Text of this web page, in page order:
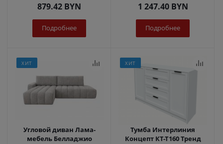
879.42 BYN
Подробнее
1 247.40BYN
Подробнее
ХИТ
Угловой диван Лама-
мебель Белладжио
ХИТ
Тумба Интерлиния
Концепт КТ-Т160 Тренд